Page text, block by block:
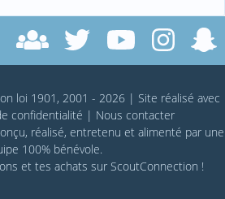
loi 1901, 2001 - 2026 | Site réalisé avec
confidentialité | Nous contacter
réalisé, entretenu et alimenté par une
100% bénévole.
et tes achats sur ScoutConnection !